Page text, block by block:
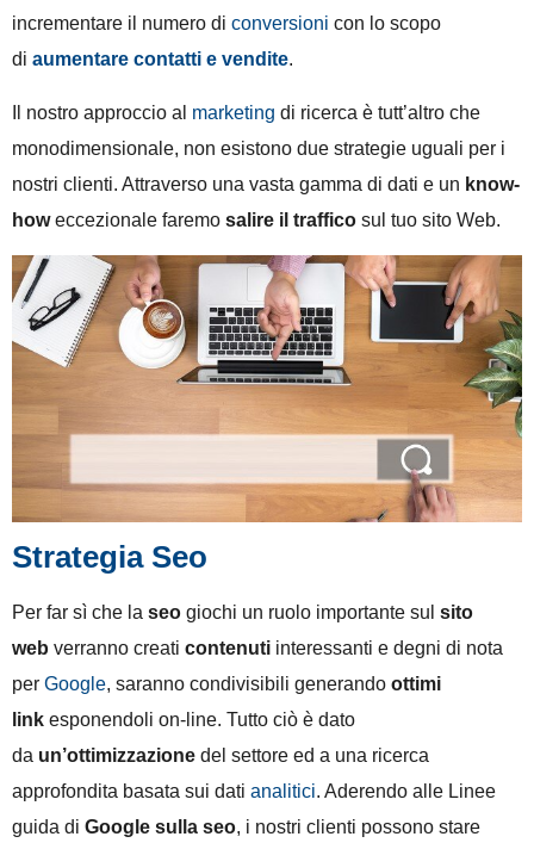
incrementare il numero di conversioni con lo scopo
di aumentare contatti e vendite.
Il nostro approccio al marketing di ricerca è tutt’altro che
monodimensionale, non esistono due strategie uguali per i
nostri clienti. Attraverso una vasta gamma di dati e un know-
howeccezionale faremo salire il traffico sul tuo sito Web.
Strategia Seo
Per far sì che la seo giochi un ruolo importante sul sito
web verranno creati contenuti interessanti e degni di nota
per Google, saranno condivisibili generando ottimi
link esponendoli on-line. Tutto ciò è dato
da un’ottimizzazione del settore ed a una ricerca
approfondita basata sui dati analitici. Aderendo alle Linee
guida di Google sulla seo, i nostri clienti possono stare